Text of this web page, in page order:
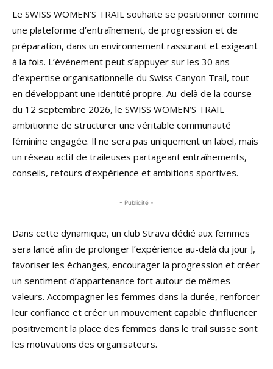
Le SWISS WOMEN’S TRAIL souhaite se positionner comme
une plateforme d’entraînement, de progression et de
préparation, dans un environnement rassurant et exigeant
à la fois. L’événement peut s’appuyer sur les 30 ans
d’expertise organisationnelle du Swiss Canyon Trail, tout
en développant une identité propre. Au-delà de la course
du 12 septembre 2026, le SWISS WOMEN’S TRAIL
ambitionne de structurer une véritable communauté
féminine engagée. Il ne sera pas uniquement un label, mais
un réseau actif de traileuses partageant entraînements,
conseils, retours d’expérience et ambitions sportives.
- Publicité -
Dans cette dynamique, un club Strava dédié aux femmes
sera lancé afin de prolonger l’expérience au-delà du jour J,
favoriser les échanges, encourager la progression et créer
un sentiment d’appartenance fort autour de mêmes
valeurs. Accompagner les femmes dans la durée, renforcer
leur confiance et créer un mouvement capable d’influencer
positivement la place des femmes dans le trail suisse sont
les motivations des organisateurs.